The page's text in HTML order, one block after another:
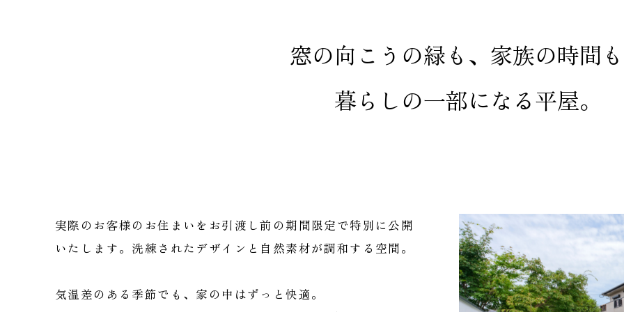
窓の向こうの緑も、家族の時間
暮らしの一部になる平屋。
実際のお客様のお住まいをお引渡し前の期間限定で特別に公開
いたします。洗練されたデザインと自然素材が調和する空間。
気温差のある季節でも、家の中はずっと快適。